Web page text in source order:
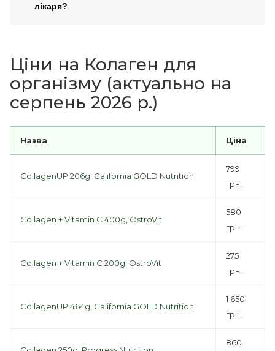
лікаря?
Ціни на Колаген для
організму (актуально на
серпень 2026 р.)
Назва Ціна
CollagenUP 206g, California GOLD Nutrition
799
грн.
Collagen + Vitamin C 400g, OstroVit
580
грн.
Collagen + Vitamin C 200g, OstroVit
275
грн.
CollagenUP 464g, California GOLD Nutrition
1 650
грн.
860